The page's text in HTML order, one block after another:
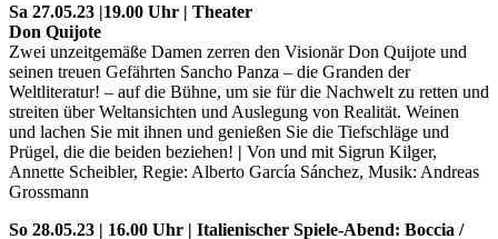
Sa 27.05.23 |19.00 Uhr | Theater
Don Quijote
Zwei unzeitgemäße Damen zerren den Visionär Don Quijote und
seinen treuen Gefährten Sancho Panza – die Granden der
Weltliteratur! – auf die Bühne, um sie für die Nachwelt zu retten und
streiten über Weltansichten und Auslegung von Realität. Weinen
und lachen Sie mit ihnen und genießen Sie die Tiefschläge und
Prügel, die die beiden beziehen! | Von und mit Sigrun Kilger,
Annette Scheibler, Regie: Alberto García Sánchez, Musik: Andreas
Grossmann
So 28.05.23 | 16.00 Uhr | Italienischer Spiele-Abend: Boccia /